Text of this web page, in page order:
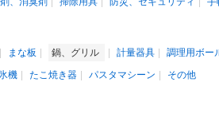
まな板 鍋、グリル 計量器具 調理用ボー
機 たこ焼き器 パスタマシーン その他